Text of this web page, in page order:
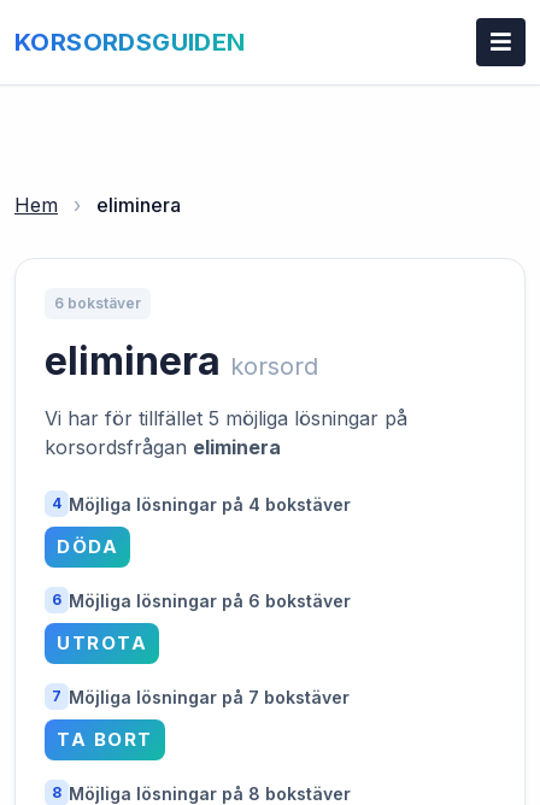
KORSORDSGUIDEN
Hem › eliminera
6 bokstäver
eliminera korsord
Vi har för tillfället 5 möjliga lösningar på
korsordsfrågan eliminera
4 Möjliga lösningar på 4 bokstäver
DÖDA
6 Möjliga lösningar på 6 bokstäver
UTROTA
7 Möjliga lösningar på 7 bokstäver
TA BORT
8 Möjliga lösningar på 8 bokstäver